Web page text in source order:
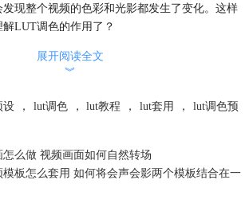
现整个视频的色彩和光影都发生了变化。这样
LUT调色的作用了？
图2：效果对比
太少，还可以去会声会影的中文网站，里面有
日、婚礼、年会、商务等多种类型，可以满足不
展开阅读全文
︾
设 ， lut调色 ， lut教程 ， lut套用 ，
lut调色预
么做 视频画面如何自然转场
板怎么套用 如何将会声会影两个模板结合在一